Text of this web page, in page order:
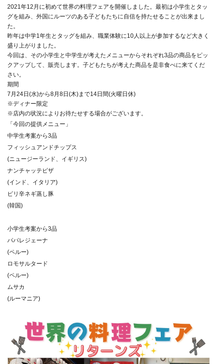
2021年12月に初めて世界の料理フェアを開催しました。最初は小学生とタッ
グを組み、外国にルーツのある子どもたちに自信を持たせることが出来まし
た。
昨年は中学1年生とタッグを組み、職業体験に10人以上が参加するなど大きく
盛り上がりました。
今回は、その小学生と中学生が考えたメニューからそれぞれ3品の商品をピッ
クアップして、販売します。子どもたちが考えた商品を是非食べに来てくだ
さい。
期間
7月24日(水)から8月8日(木)まで14日間(火曜日休)
※ディナー限定
※店内の状況によりお待たせする場合がございます。
「今回の提供メニュー」
中学生考案から3品
フィッシュアンドチップス
(ニュージーランド、イギリス)
ナンチャッテピザ
(インド、イタリア)
ピリ辛ネギ蒸し豚
(韓国)
小学生考案から3品
パパレジェーナ
(ペルー)
ロモサルタード
(ペルー)
ムサカ
(ルーマニア)